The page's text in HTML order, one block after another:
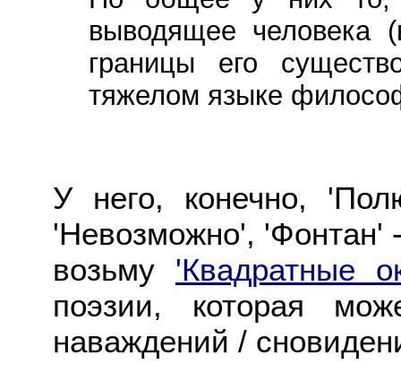
выводящее человека
границы его
тяжелом языке
У него, конечно,
'Невозможно', 'Фонтан'
возьму 'Квадратные
поэзии, которая
наваждений /